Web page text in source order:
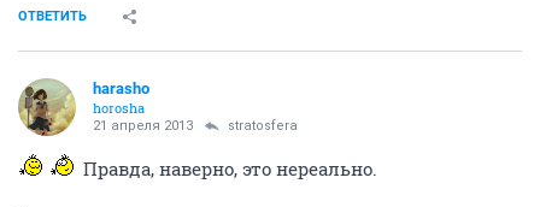
ОТВЕТИТЬ
harasho
horosha
21 апреля 2013 stratosfera
Правда, наверно, это нереально.